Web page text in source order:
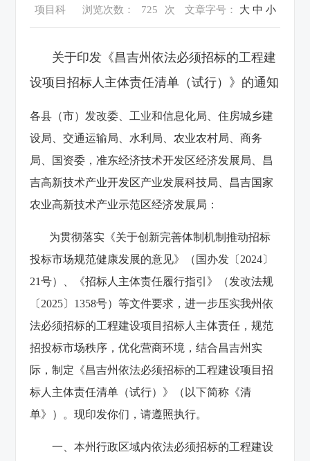
项目科
浏览次数： 725 次 文章字号： 大 中 小
关于印发《昌吉州依法必须招标的工程建
设项目招标人主体责任清单（试行）》的通知
各县（市）发改委、工业和信息化局、住房城乡建
设局、交通运输局、水利局、农业农村局、商务
局、国资委，准东经济技术开发区经济发展局、昌
吉高新技术产业开发区产业发展科技局、昌吉国家
农业高新技术产业示范区经济发展局：
为贯彻落实《关于创新完善体制机制推动招标
投标市场规范健康发展的意见》（国办发〔 2024〕
21号）、《招标人主体责任履行指引》（发改法规
〔 2025〕 1358号）等文件要求，进一步压实我州依
法必须招标的工程建设项目招标人主体责任，规范
招投标市场秩序，优化营商环境，结合昌吉州实
际，制定《昌吉州依法必须招标的工程建设项目招
标人主体责任清单（试行）》（以下简称《清
单》）。现印发你们，请遵照执行。
一、本州行政区域内依法必须招标的工程建设